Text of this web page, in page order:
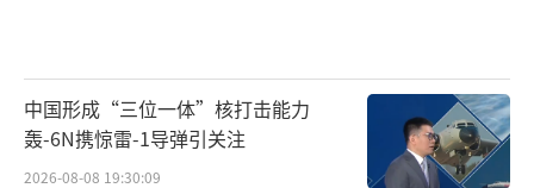
中国形成“三位一体”核打击能力
轰-6N携惊雷-1导弹引关注
2026-08-08 19:30:09